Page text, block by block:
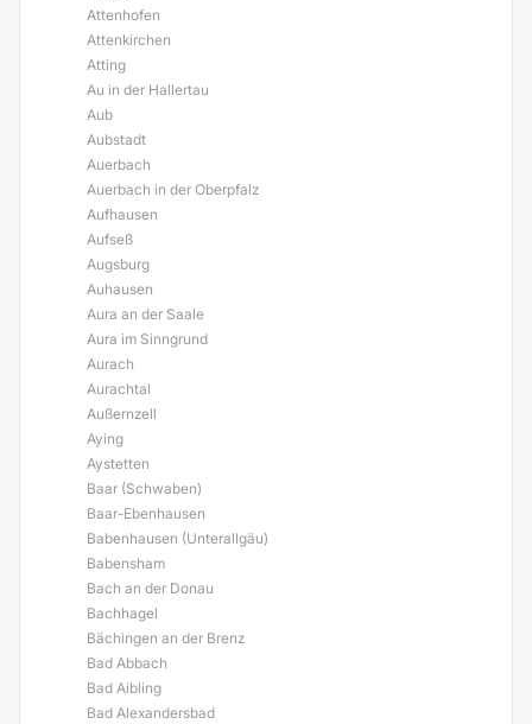
Attenhofen
Attenkirchen
Atting
Au in der Hallertau
Aub
Aubstadt
Auerbach
Auerbach in der Oberpfalz
Aufhausen
Aufseß
Augsburg
Auhausen
Aura an der Saale
Aura im Sinngrund
Aurach
Aurachtal
Außernzell
Aying
Aystetten
Baar (Schwaben)
Baar-Ebenhausen
Babenhausen (Unterallgäu)
Babensham
Bach an der Donau
Bachhagel
Bächingen an der Brenz
Bad Abbach
Bad Aibling
Bad Alexandersbad